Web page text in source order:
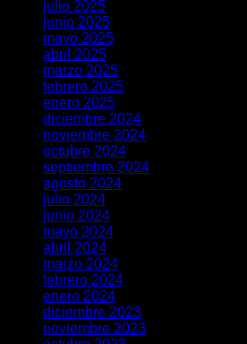
julio 2025
junio 2025
mayo 2025
abril 2025
marzo 2025
febrero 2025
enero 2025
diciembre 2024
noviembre 2024
octubre 2024
septiembre 2024
agosto 2024
julio 2024
junio 2024
mayo 2024
abril 2024
marzo 2024
febrero 2024
enero 2024
diciembre 2023
noviembre 2023